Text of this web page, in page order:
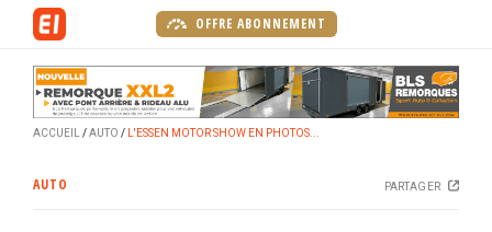
OFFRE ABONNEMENT
ACCUEIL AUTO L'ESSEN MOTOR SHOW EN PHOTOS...
AUTO PARTAGER